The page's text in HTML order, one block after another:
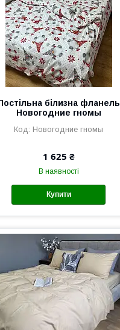
білизна фланель
Новогодние гномы
Новогодние гномы
1 625 ₴
В наявності
Купити